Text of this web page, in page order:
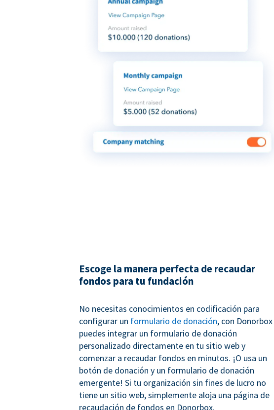
Escoge la manera perfecta de recaudar
fondos para tu fundación
No necesitas conocimientos en codificación para
configurar un formulario de donación, con Donorbox
puedes integrar un formulario de donación
personalizado directamente en tu sitio web y
comenzar a recaudar fondos en minutos. ¡O usa un
botón de donación y un formulario de donación
emergente! Si tu organización sin fines de lucro no
tiene un sitio web, simplemente aloja una página de
recaudación de fondos en Donorbox.